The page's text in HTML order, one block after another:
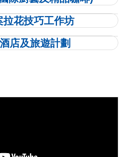
拉花技巧工作坊
店及旅遊計劃